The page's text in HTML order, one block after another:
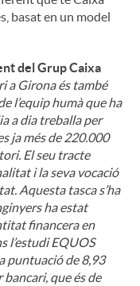
basat en un model
del Grup Caixa
a Girona és també
l’equip humà que ha
a dia treballa per
ja més de 220.000
El seu tracte
i la seva vocació
Aquesta tasca s’ha
ha estat
financera en
l’estudi EQUOS
puntuació de 8,93
que és de